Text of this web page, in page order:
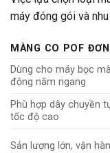
máy đóng gói và
MÀNG CO POF ĐƠN
Dùng cho máy bọc
động nằm ngang
Phù hợp dây chuyền
tốc độ cao
Sản lượng lớn, vận